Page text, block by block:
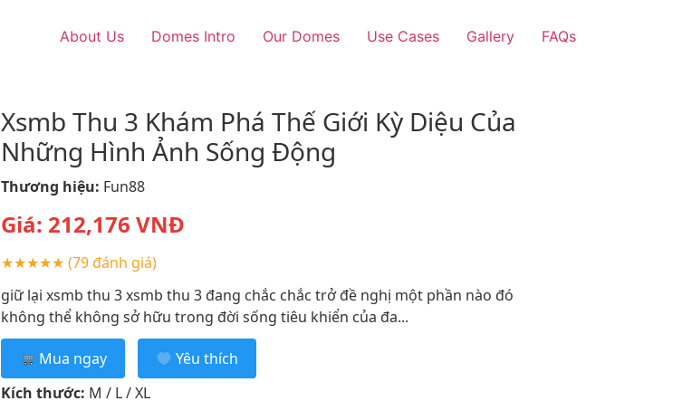
About Us Domes Intro Our Domes Use Cases Gallery FAQs
Xsmb Thu 3 Khám Phá Thế Giới Kỳ Diệu Của
Những Hình Ảnh Sống Động
Thương hiệu: Fun88
Giá: 212,176 VNĐ
★★★★★ (79 đánh giá)
giữ lại xsmb thu 3 xsmb thu 3 đang chắc chắc trở đề nghị một phần nào đó
không thể không sở hữu trong đời sống tiêu khiển của đa...
Mua ngay
Yêu thích
Kích thước: M / L / XL